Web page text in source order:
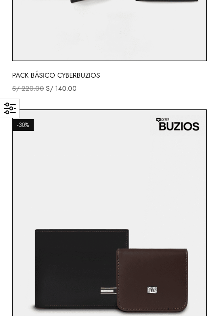
PACK BÁSICO CYBERBUZIOS
S/220.00 S/ 140.00
-30%